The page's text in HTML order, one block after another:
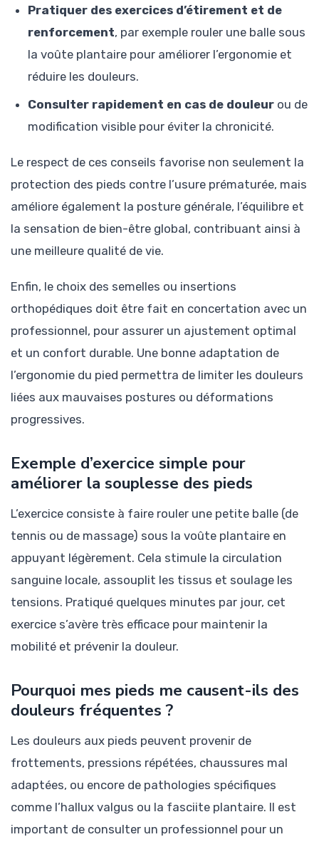
Pratiquer des exercices d’étirement et de
renforcement, par exemple rouler une balle sous
la voûte plantaire pour améliorer l’ergonomie et
réduire les douleurs.
Consulter rapidement en cas de douleur ou de
modification visible pour éviter la chronicité.
Le respect de ces conseils favorise non seulement la
protection des pieds contre l’usure prématurée, mais
améliore également la posture générale, l’équilibre et
la sensation de bien-être global, contribuant ainsi à
une meilleure qualité de vie.
Enfin, le choix des semelles ou insertions
orthopédiques doit être fait en concertation avec un
professionnel, pour assurer un ajustement optimal
et un confort durable. Une bonne adaptation de
l’ergonomie du pied permettra de limiter les douleurs
liées aux mauvaises postures ou déformations
progressives.
Exemple d’exercice simple pour
améliorer la souplesse des pieds
L’exercice consiste à faire rouler une petite balle (de
tennis ou de massage) sous la voûte plantaire en
appuyant légèrement. Cela stimule la circulation
sanguine locale, assouplit les tissus et soulage les
tensions. Pratiqué quelques minutes par jour, cet
exercice s’avère très efficace pour maintenir la
mobilité et prévenir la douleur.
Pourquoi mes pieds me causent-ils des
douleurs fréquentes ?
Les douleurs aux pieds peuvent provenir de
frottements, pressions répétées, chaussures mal
adaptées, ou encore de pathologies spécifiques
comme l’hallux valgus ou la fasciite plantaire. Il est
important de consulter un professionnel pour un